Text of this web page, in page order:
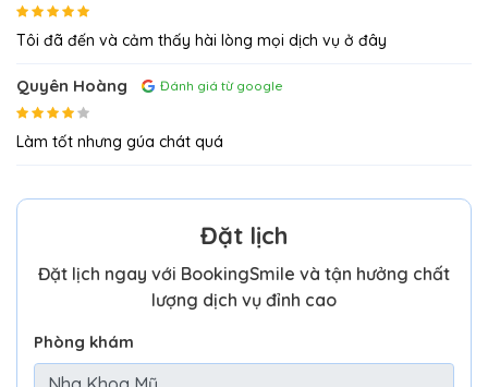
Tôi đã đến và cảm thấy hài lòng mọi dịch vụ ở đây
Quyên Hoàng Đánh giá từ google
Làm tốt nhưng gúa chát quá
Đặt lịch
Đặt lịch ngay với BookingSmile và tận hưởng chất
lượng dịch vụ đỉnh cao
Phòng khám